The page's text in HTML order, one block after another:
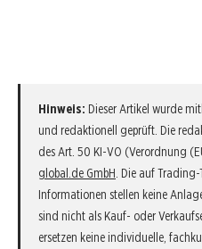
Hinweis: Dieser Artikel wurde
und redaktionell geprüft. Die
des Art. 50 KI-VO (Verordnung
global.de GmbH . Die auf
Informationen stellen keine
sind nicht als Kauf- oder
ersetzen keine individuelle,